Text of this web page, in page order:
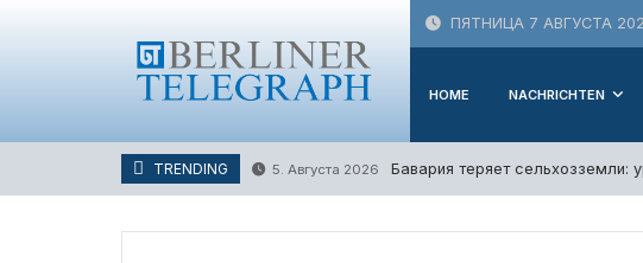
ПЯТНИЦА 7 АВГУСТА
HOME NACHRICHTEN
TRENDING 5. Августа 2026 Бавария теряет